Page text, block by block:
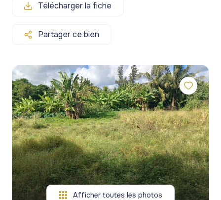
Appartements
Bureaux et
commerces
Programmes
neufs
Viagers
Appartements
Bureaux et
commerces
Programmes
neufs
agence
gestion
de
patrimoine
blog
contact
Télécharger la fiche
Partager ce bien
Afficher toutes les photos